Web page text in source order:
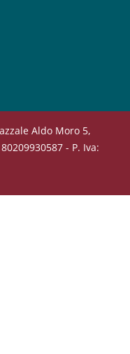
Aldo Moro 5,
- P. Iva: